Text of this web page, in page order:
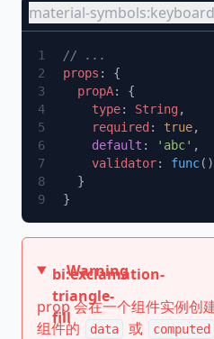
material-
props
  propA
    type
: String
    required
: true
    default
: 'abc'
    validator
: func
bi:exclamation-
triangle-
fill
Warning
prop 会在一个组件实例创
组件的
data 或 computed